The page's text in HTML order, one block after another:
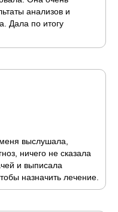
анализов и
Дала по итогу
выслушала,
ничего не сказала
и выписала
назначить лечение.